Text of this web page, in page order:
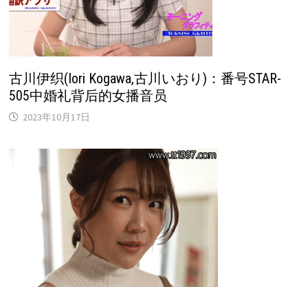
古川伊织(Iori Kogawa,古川いおり)：番号STAR-
505中婚礼背后的女播音员
2023年10月17日